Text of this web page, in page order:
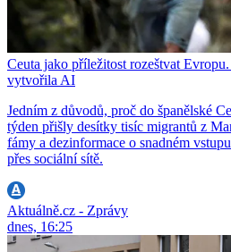
Ceuta jako příležitost rozeštvat
vytvořila AI
Jedním z důvodů, proč do španělské
týden přišly desítky tisíc migrantů z
fámy a dezinformace o snadném
přes sociální sítě.
Aktuálně.cz - Zprávy
dnes, 16:25